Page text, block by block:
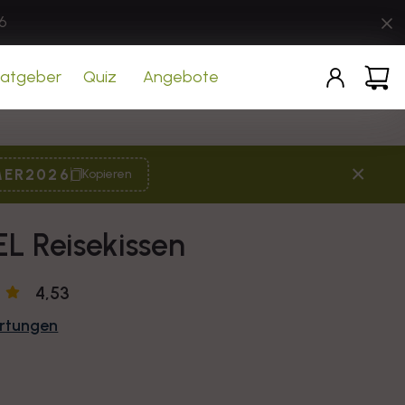
Quiz Angebote Einloggen
Kopieren ×
Reisekissen
4,53